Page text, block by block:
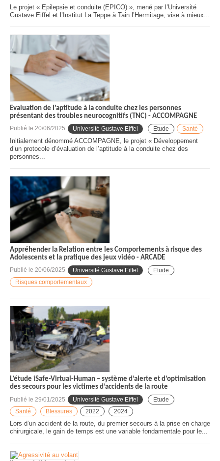
Le projet « Epilepsie et conduite (EPICO) », mené par l’Université
Gustave Eiffel et l’Institut La Teppe à Tain l’Hermitage, vise à mieux...
Evaluation de l’aptitude à la conduite chez les personnes
présentant des troubles neurocognitifs (TNC) - ACCOMPAGNE
Publié le 20/06/2025 Université Gustave Eiffel Etude Santé
Initialement dénommé ACCOMPAGNE, le projet « Développement
d’un protocole d’évaluation de l’aptitude à la conduite chez des
personnes...
Appréhender la Relation entre les Comportements à risque des
Adolescents et la pratique des jeux vidéo - ARCADE
Publié le 20/06/2025 Université Gustave Eiffel
Etude
Risques comportementaux
L’étude iSafe-Virtual-Human – système d’alerte et d’optimisation
des secours pour les victimes d’accidents de la route
Publié le 29/01/2025 Université Gustave Eiffel
Etude
Santé
Blessures 2022 2024
Lors d’un accident de la route, du premier secours à la prise en charge
chirurgicale, le gain de temps est une variable fondamentale pour le...